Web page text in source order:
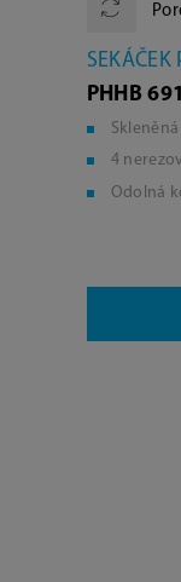
SEKÁČEK
PHHB
Skleněná
4
Odolná